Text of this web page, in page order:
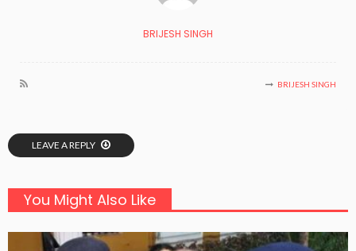
BRIJESH SINGH
BRIJESH SINGH
LEAVE A REPLY
You Might Also Like